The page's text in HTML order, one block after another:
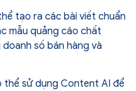
tạo ra các bài viết chuẩn
mẫu quảng cáo chất
số bán hàng và
thể sử dụng Content AI để